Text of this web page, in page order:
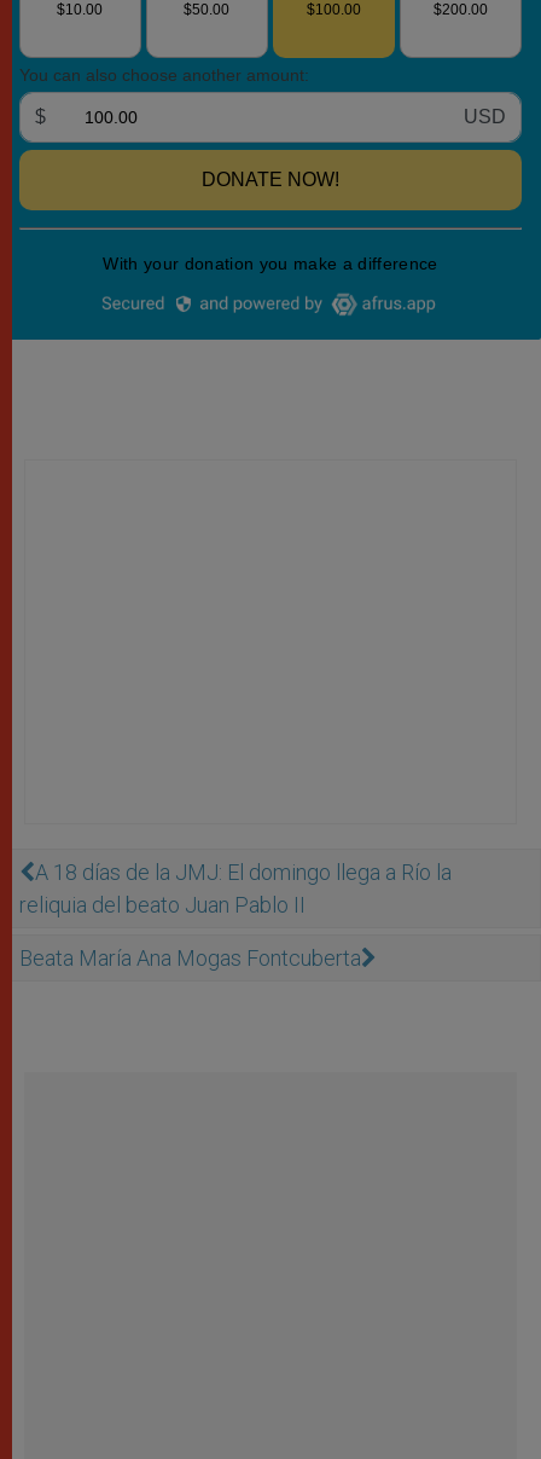
A 18 días de la JMJ: El domingo llega a Río la
reliquia del beato Juan Pablo II
Beata María Ana Mogas Fontcuberta